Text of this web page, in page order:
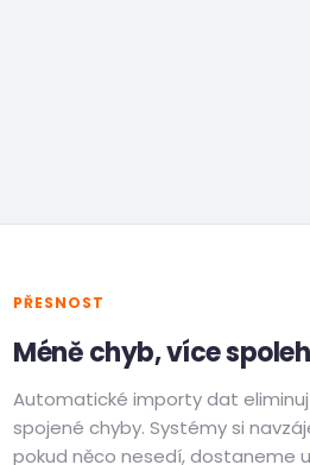
PŘESNOST
Méně chyb, více
Automatické importy dat
spojené chyby. Systémy si
pokud něco nesedí, dostaneme